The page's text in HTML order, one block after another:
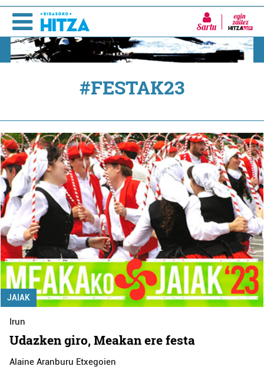
Sartu
#FESTAK23
JAIAK
Irun
Udazken giro, Meakan ere festa
Alaine Aranburu Etxegoien